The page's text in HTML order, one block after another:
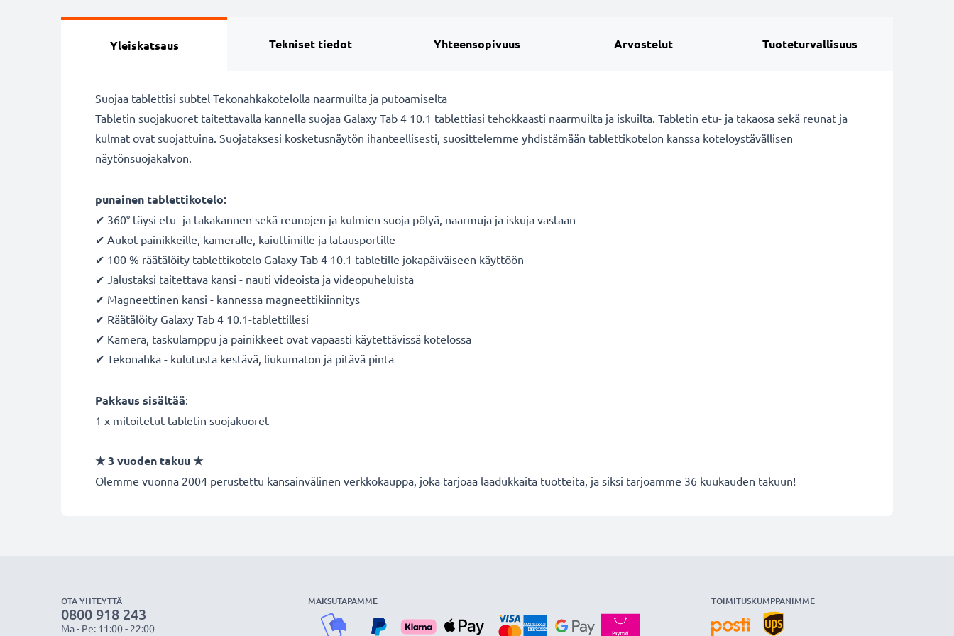
Yleiskatsaus Tekniset tiedot Yhteensopivuus Arvostelut Tuoteturvallisuus
Suojaa tablettisi subtel Tekonahkakotelolla naarmuilta ja putoamiselta
Tabletin suojakuoret taitettavalla kannella suojaa Galaxy Tab 4 10.1 tablettiasi tehokkaasti naarmuilta ja iskuilta. Tabletin etu- ja takaosa sekä reunat ja
kulmat ovat suojattuina. Suojataksesi kosketusnäytön ihanteellisesti, suosittelemme yhdistämään tablettikotelon kanssa koteloystävällisen
näytönsuojakalvon.
punainen tablettikotelo:
✔ 360° täysi etu- ja takakannen sekä reunojen ja kulmien suoja pölyä, naarmuja ja iskuja vastaan
✔ Aukot painikkeille, kameralle, kaiuttimille ja latausportille
✔ 100 % räätälöity tablettikotelo Galaxy Tab 4 10.1 tabletille jokapäiväiseen käyttöön
✔ Jalustaksi taitettava kansi - nauti videoista ja videopuheluista
✔ Magneettinen kansi - kannessa magneettikiinnitys
✔ Räätälöity Galaxy Tab 4 10.1-tablettillesi
✔ Kamera, taskulamppu ja painikkeet ovat vapaasti käytettävissä kotelossa
✔ Tekonahka - kulutusta kestävä, liukumaton ja pitävä pinta
Pakkaus sisältää:
1 x mitoitetut tabletin suojakuoret
★3 vuoden takuu★
Olemme vuonna 2004 perustettu kansainvälinen verkkokauppa, joka tarjoaa laadukkaita tuotteita, ja siksi tarjoamme 36 kuukauden takuun!
OTA YHTEYTTÄ
0800 918 243
Ma - Pe: 11:00 - 22:00
MAKSUTAPAMME TOIMITUSKUMPPANIMME